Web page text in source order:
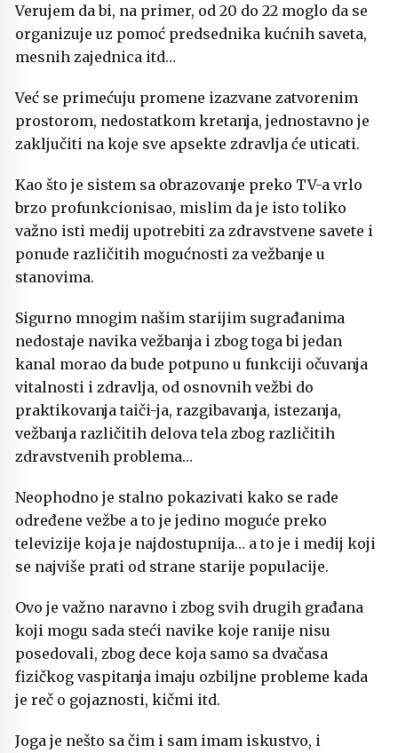
Verujem da bi, na primer, od 20 do 22 moglo da se
organizuje uz pomoć predsednika kućnih saveta,
mesnih zajednica itd…
Već se primećuju promene izazvane zatvorenim
prostorom, nedostatkom kretanja, jednostavno je
zaključiti na koje sve apsekte zdravlja će uticati.
Kao što je sistem sa obrazovanje preko TV-a vrlo
brzo profunkcionisao, mislim da je isto toliko
važno isti medij upotrebiti za zdravstvene savete i
ponude različitih mogućnosti za vežbanje u
stanovima.
Sigurno mnogim našim starijim sugrađanima
nedostaje navika vežbanja i zbog toga bi jedan
kanal morao da bude potpuno u funkciji očuvanja
vitalnosti i zdravlja, od osnovnih vežbi do
praktikovanja taiči-ja, razgibavanja, istezanja,
vežbanja različitih delova tela zbog različitih
zdravstvenih problema…
Neophodno je stalno pokazivati kako se rade
određene vežbe a to je jedino moguće preko
televizije koja je najdostupnija… a to je i medij koji
se najviše prati od strane starije populacije.
Ovo je važno naravno i zbog svih drugih građana
koji mogu sada steći navike koje ranije nisu
posedovali, zbog dece koja samo sa dvačasa
fizičkog vaspitanja imaju ozbiljne probleme kada
je reč o gojaznosti, kičmi itd.
Joga je nešto sa čim i sam imam iskustvo, i